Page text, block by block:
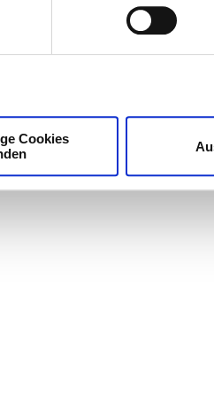
Cookies